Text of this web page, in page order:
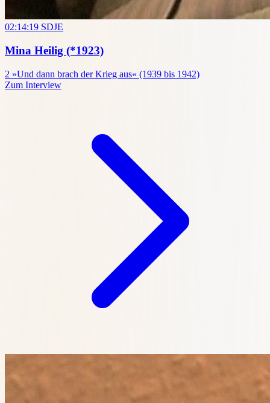
02:14:19 SDJE
Mina Heilig (*1923)
2 »Und dann brach der Krieg aus« (1939 bis 1942)
Zum Interview